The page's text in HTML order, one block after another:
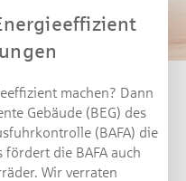
machen? Dann
Gebäude (BEG) des
(BAFA) die
die BAFA auch
Wir verraten
Gewinnspiel! Bis 31.
10 Gutscheine des
folgende Frage:
Kreissparkasse
Jahr?